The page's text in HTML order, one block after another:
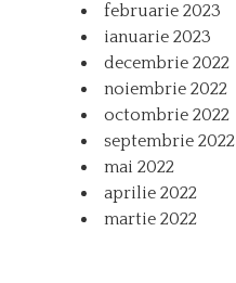
februarie 2023
ianuarie 2023
decembrie 2022
noiembrie 2022
octombrie 2022
septembrie 2022
mai 2022
aprilie 2022
martie 2022